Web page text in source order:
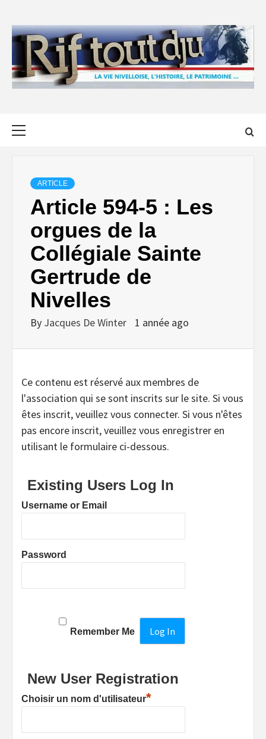
content
ARTICLE
Article 594-5 : Les
orgues de la
Collégiale Sainte
Gertrude de
Nivelles
By Jacques De Winter 1 année ago
Ce contenu est réservé aux membres de
l'association qui se sont inscrits sur le site. Si vous
êtes inscrit, veuillez vous connecter. Si vous n'êtes
pas encore inscrit, veuillez vous enregistrer en
utilisant le formulaire ci-dessous.
Existing Users Log In
Username or Email
Password
Remember Me
New User Registration
Choisir un nom d'utilisateur*